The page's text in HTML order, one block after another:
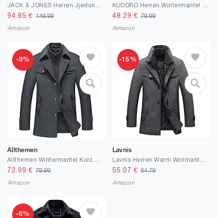
94.85 €149.99
Amazon
48.29 € 79.99
Amazon
-9%
Allthemen
72.99 €79.99
Amazon
-15%
Lavnis
55.07 € 64.79
Amazon
-6%